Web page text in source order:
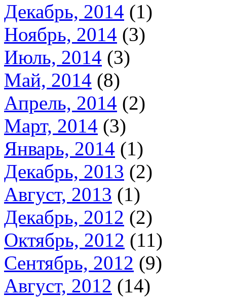
Декабрь, 2014 (1)
Ноябрь, 2014 (3)
Июль, 2014 (3)
Май, 2014 (8)
Апрель, 2014 (2)
Март, 2014 (3)
Январь, 2014 (1)
Декабрь, 2013 (2)
Август, 2013 (1)
Декабрь, 2012 (2)
Октябрь, 2012 (11)
Сентябрь, 2012 (9)
Август, 2012 (14)